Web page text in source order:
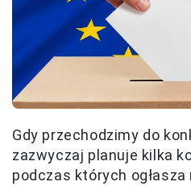
Gdy przechodzimy do
zazwyczaj planuje kilka
podczas których ogłasza